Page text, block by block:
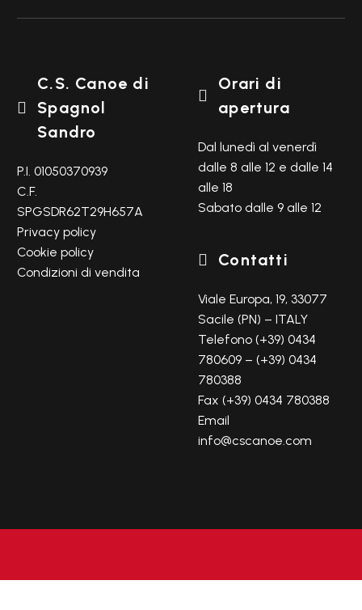

C.S. Canoe di
Spagnol
Sandro
P.I. 01050370939
C.F.
SPGSDR62T29H657A
Privacy policy
Cookie policy
Condizioni di vendita

Orari di
apertura
Dal lunedì al venerdì
dalle 8 alle 12 e dalle 14
alle 18
Sabato dalle 9 alle 12
 Contatti
Viale Europa, 19, 33077
Sacile (PN) – ITALY
Telefono (+39) 0434
780609 – (+39) 0434
780388
Fax (+39) 0434 780388
Email
info@cscanoe.com